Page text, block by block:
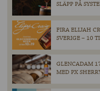
SLÄPP PÅ
FIRA ELIJAH
SVERIGE – 10
GLENCADAM
MED PX